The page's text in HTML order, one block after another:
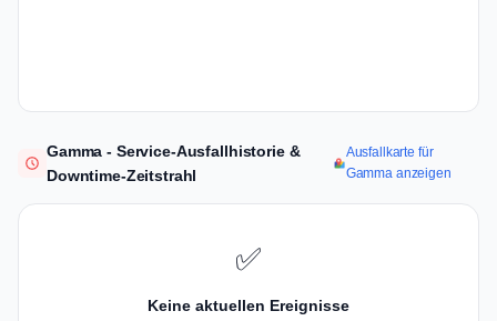
Gamma - Service-Ausfallhistorie &
Downtime-Zeitstrahl
Ausfallkarte für
Gamma anzeigen
✅
Keine aktuellen Ereignisse